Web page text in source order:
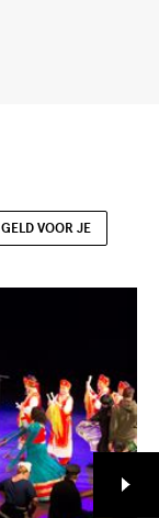
GELD VOOR JE